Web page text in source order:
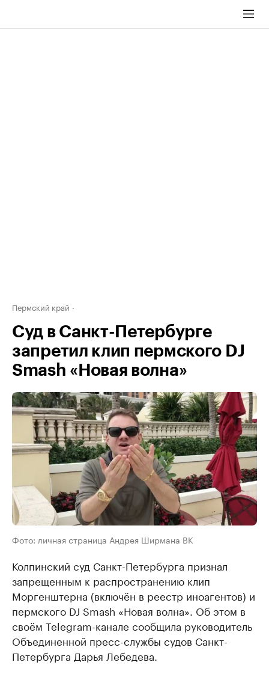
Пермский край
Суд в Санкт-Петербурге
запретил клип пермского DJ
Smash «Новая волна»
Фото: личная страница Андрея Ширмана ВК
Колпинский суд Санкт-Петербурга признал
запрещенным к распространению клип
Моргенштерна (включён в реестр иноагентов) и
пермского DJ Smash «Новая волна». Об этом в
своём Telegram-канале сообщила руководитель
Объединенной пресс-службы судов Санкт-
Петербурга Дарья Лебедева.